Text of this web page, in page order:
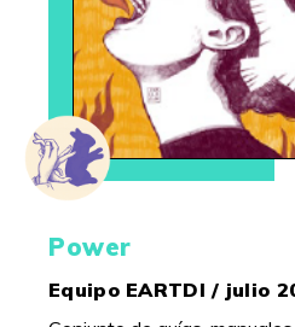
Power
Equipo EARTDI / julio